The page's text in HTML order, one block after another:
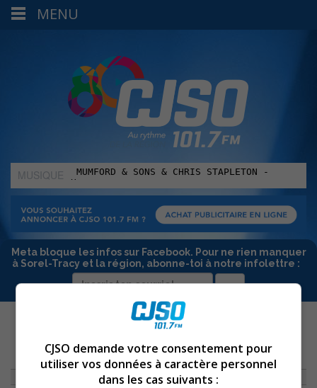
MUSIQUE
:
Meta bloque les infos sur Facebook. Pour ne rien manquer
à Sorel-Tracy et la région, abonne-toi à notre infolettre :
ACCUEIL »ACTUALITÉS»FONDATEUR DES MAGASINS JACOB, JOEY
BASMAJI EST DÉCÉDÉ
MENU
CJSO demande votre consentement pour
utiliser vos données à caractère personnel
dans les cas suivants :